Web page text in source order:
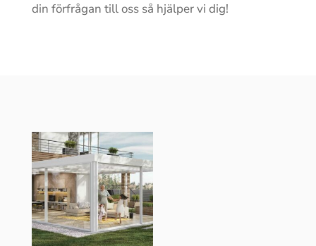
din förfrågan till oss så hjälper vi dig!